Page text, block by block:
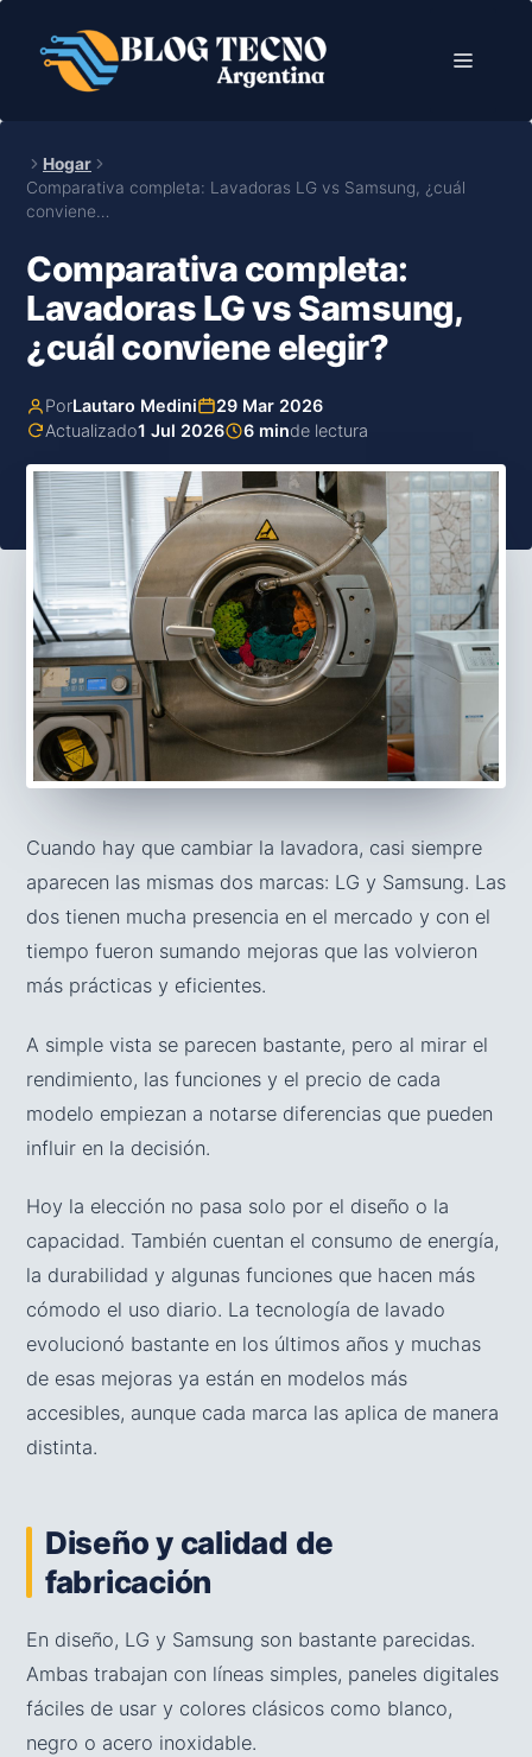
contenido
Menú
Hogar
Comparativa completa: Lavadoras LG vs Samsung, ¿cuál
conviene…
Comparativa completa:
Lavadoras LG vs Samsung,
¿cuál conviene elegir?
PorLautaro Medini
29 Mar 2026
Actualizado1 Jul 2026 6 minde lectura
Cuando hay que cambiar la lavadora, casi siempre
aparecen las mismas dos marcas: LG y Samsung. Las
dos tienen mucha presencia en el mercado y con el
tiempo fueron sumando mejoras que las volvieron
más prácticas y eficientes.
A simple vista se parecen bastante, pero al mirar el
rendimiento, las funciones y el precio de cada
modelo empiezan a notarse diferencias que pueden
influir en la decisión.
Hoy la elección no pasa solo por el diseño o la
capacidad. También cuentan el consumo de energía,
la durabilidad y algunas funciones que hacen más
cómodo el uso diario. La tecnología de lavado
evolucionó bastante en los últimos años y muchas
de esas mejoras ya están en modelos más
accesibles, aunque cada marca las aplica de manera
distinta.
Diseño y calidad de
fabricación
En diseño, LG y Samsung son bastante parecidas.
Ambas trabajan con líneas simples, paneles digitales
fáciles de usar y colores clásicos como blanco,
negro o acero inoxidable.